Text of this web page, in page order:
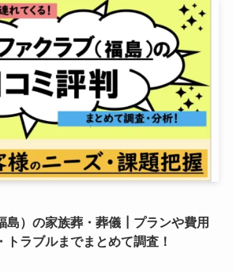
島）の家族葬・葬儀┃プランや費用
トラブルまでまとめて調査！